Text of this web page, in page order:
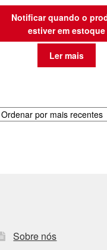
Notificar quando o
estiver em estoque
Ler mais
Sobre nós